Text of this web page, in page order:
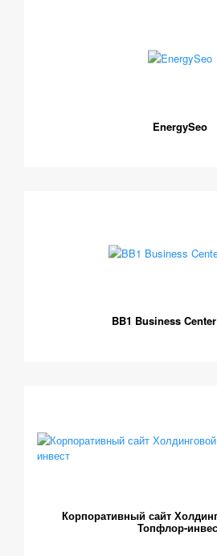
EnergySeo
BB1 Business
Корпоративный сайт
Топфлор-